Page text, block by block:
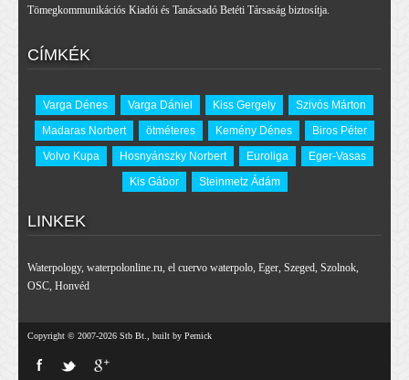
Tömegkommunikációs Kiadói és Tanácsadó Betéti Társaság biztosítja.
CÍMKÉK
Varga Dénes Varga Dániel Kiss Gergely
Szivós Márton
Madaras Norbert
ötméteres Kemény Dénes
Biros Péter
Volvo Kupa
Hosnyánszky Norbert Euroliga
Eger-Vasas
Kis Gábor
Steinmetz Ádám
LINKEK
Waterpology, waterpolonline.ru, el cuervo waterpolo, Eger, Szeged, Szolnok,
OSC, Honvéd
Copyright © 2007-2026 Stb Bt., built by Pernick